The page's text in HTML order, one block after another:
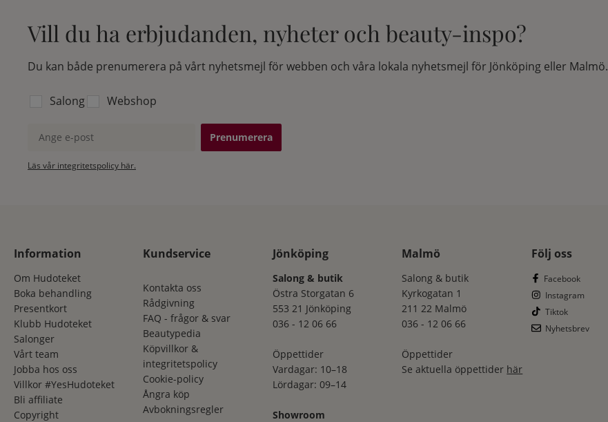
Vill du ha erbjudanden, nyheter och beauty-inspo?
Du kan både prenumerera på vårt nyhetsmejl för webben och våra lokala nyhetsmejl för Jönköping eller Malmö.
Välj vilken lista du vill prenumerera på:
Salong
Webshop
Ange e-post
Läs vår integritetspolicy här.
Information
Om Hudoteket
Boka behandling
Presentkort
Klubb Hudoteket
Salonger
Vårt team
Jobba hos oss
Villkor #YesHudoteket
Bli affiliate
Copyright
Kundservice
Kontakta oss
Rådgivning
FAQ - frågor & svar
Beautypedia
Köpvillkor &
integritetspolicy
Cookie-policy
Ångra köp
Avbokningsregler
Jönköping
Salong & butik
Östra Storgatan 6
553 21 Jönköping
036 - 12 06 66
Öppettider
Vardagar: 10–18
Lördagar: 09–14
Showroom
Malmö
Salong & butik
Kyrkogatan 1
211 22 Malmö
036 - 12 06 66
Öppettider
Se aktuella öppettider här
Följ oss
Facebook
Instagram
Tiktok
Nyhetsbrev